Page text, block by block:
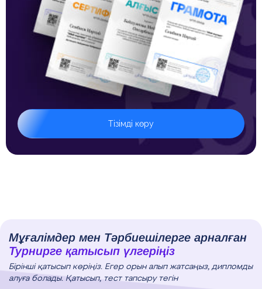
Тізімді көру
Мұғалімдер мен Тәрбиешілерге арналған
Турнирге қатысып үлгеріңіз
Бірінші қатысып көріңіз. Егер орын алып жатсаңыз, дипломды
алуға болады. Қатысып, тест тапсыру тегін